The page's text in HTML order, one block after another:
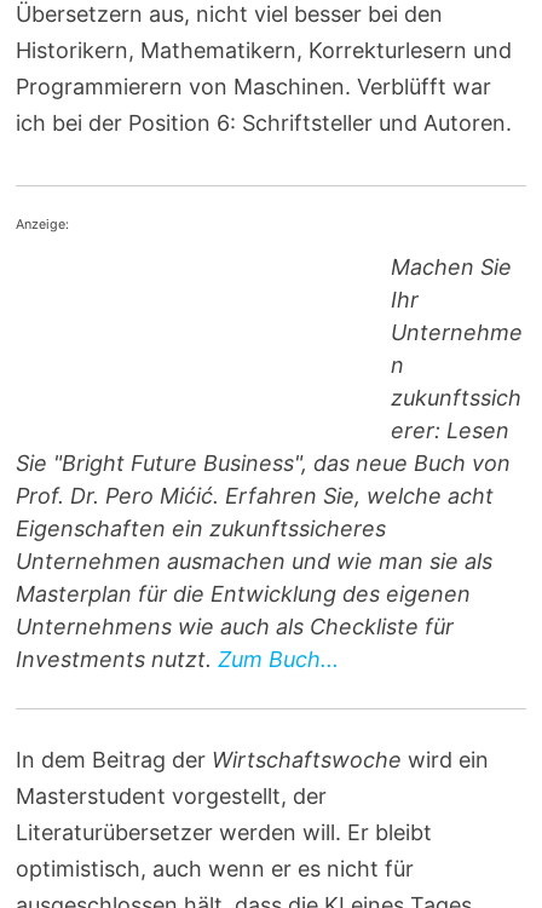
Übersetzern aus, nicht viel besser bei den
Historikern, Mathematikern, Korrekturlesern und
Programmierern von Maschinen. Verblüfft war
ich bei der Position 6: Schriftsteller und Autoren.
Anzeige:
Machen Sie
Ihr
Unternehme
n
zukunftssich
erer: Lesen
Sie "Bright Future Business", das neue Buch von
Prof. Dr. Pero Mićić. Erfahren Sie, welche acht
Eigenschaften ein zukunftssicheres
Unternehmen ausmachen und wie man sie als
Masterplan für die Entwicklung des eigenen
Unternehmens wie auch als Checkliste für
Investments nutzt.Zum Buch...
In dem Beitrag der Wirtschaftswochewird ein
Masterstudent vorgestellt, der
Literaturübersetzer werden will. Er bleibt
optimistisch, auch wenn er es nicht für